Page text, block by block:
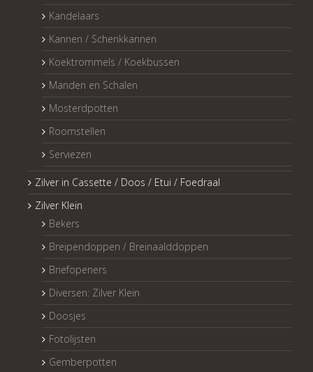
Kandelaars
Kannen / Schenkkannen
Koektrommels / Koekbussen
Manden en Schalen
Mosterdpotten
Roomstellen
Serviezen
Zilver in Cassette / Doos / Etui / Foedraal
Zilver Klein
Bekers
Breipendoppen / Breinaalddoppen
Briefopeners
Diversen: Zilver Klein
Doosjes
Fotolijsten
Gemberpotten